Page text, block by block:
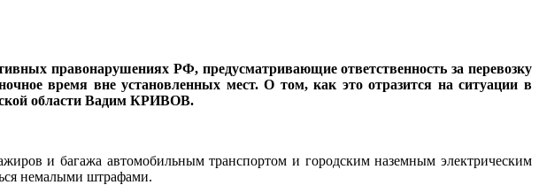
правонарушениях РФ, предусматривающие ответственность за перевозку
время вне установленных мест. О том, как это отразится на ситуации в
области Вадим КРИВОВ.
и багажа автомобильным транспортом и городским наземным электрическим
немалыми штрафами.